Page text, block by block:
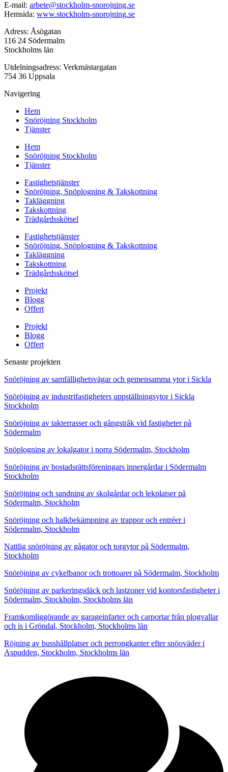
E-mail: arbete@stockholm-snorojning.se
Hemsida: www.stockholm-snorojning.se
Adress: Åsögatan
116 24 Södermalm
Stockholms län
Utdelningsadress: Verkmästargatan
754 36 Uppsala
Navigering
Hem
Snöröjning Stockholm
Tjänster
Hem
Snöröjning Stockholm
Tjänster
Fastighetstjänster
Snöröjning, Snöplogning & Takskottning
Takläggning
Takskottning
Trädgårdsskötsel
Fastighetstjänster
Snöröjning, Snöplogning & Takskottning
Takläggning
Takskottning
Trädgårdsskötsel
Projekt
Blogg
Offert
Projekt
Blogg
Offert
Senaste projekten
Snöröjning av samfällighetsvägar och gemensamma ytor i Sickla
Snöröjning av industrifastigheters uppställningsytor i Sickla
Stockholm
Snöröjning av takterrasser och gångstråk vid fastigheter på
Södermalm
Snöplogning av lokalgator i norra Södermalm, Stockholm
Snöröjning av bostadsrättsföreningars innergårdar i Södermalm
Stockholm
Snöröjning och sandning av skolgårdar och lekplatser på
Södermalm, Stockholm
Snöröjning och halkbekämpning av trappor och entréer i
Södermalm, Stockholm
Nattlig snöröjning av gågator och torgytor på Södermalm,
Stockholm
Snöröjning av cykelbanor och trottoarer på Södermalm, Stockholm
Snöröjning av parkeringsdäck och lastzoner vid kontorsfastigheter i
Södermalm, Stockholm, Stockholms län
Framkomliggörande av garageinfarter och carportar från plogvallar
och is i Gröndal, Stockholm, Stockholms län
Röjning av busshållplatser och perrongkanter efter snöoväder i
Aspudden, Stockholm, Stockholms län